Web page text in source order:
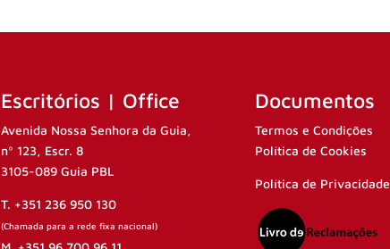
Escritórios | Office
Avenida Nossa Senhora da Guia,
nº 123, Escr. 8
3105-089 Guia PBL
T. +351 236 950 130
(Chamada para a rede fixa nacional)
Documentos
Termos e Condições
Política de Cookies
Política de Privacidade